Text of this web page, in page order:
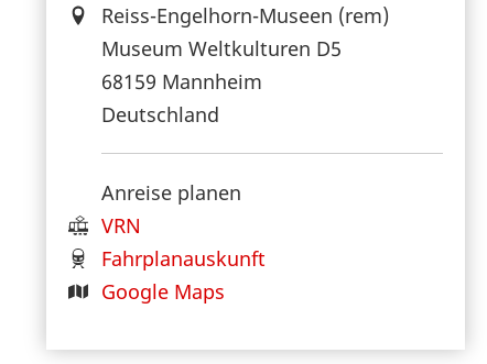
Reiss-Engelhorn-Museen (rem)
Museum Weltkulturen D5
68159 Mannheim
Deutschland
Anreise planen
VRN
Fahrplanauskunft
Google Maps